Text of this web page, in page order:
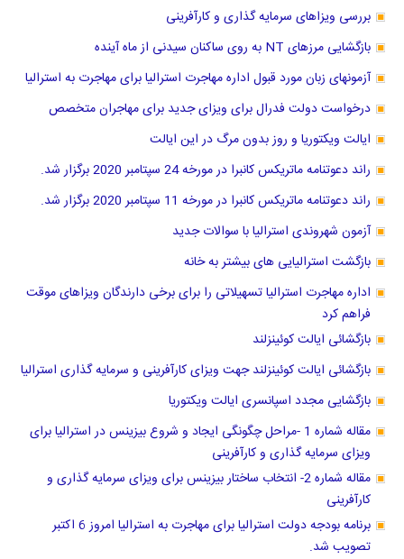
بررسی ویزاهای سرمایه گذاری و کارآفرینی
بازگشایی مرزهای NT به روی ساکنان سیدنی از ماه آینده
آزمونهای زبان مورد قبول اداره مهاجرت استرالیا برای مهاجرت به استرالیا
درخواست دولت فدرال برای ویزای جدید برای مهاجران متخصص
ایالت ویکتوریا و روز بدون مرگ در این ایالت
راند دعوتنامه ماتریکس کانبرا در مورخه 24 سپتامبر 2020 برگزار شد.
راند دعوتنامه ماتریکس کانبرا در مورخه 11 سپتامبر 2020 برگزار شد.
آزمون شهروندی استرالیا با سوالات جدید
بازگشت استرالیایی های بیشتر به خانه
اداره مهاجرت استرالیا تسهیلاتی را برای برخی دارندگان ویزاهای موقت
فراهم کرد
بازگشائی ایالت کوئینزلند
بازگشائی ایالت کوئینزلند جهت ویزای کارآفرینی و سرمایه گذاری استرالیا
بازگشایی مجدد اسپانسری ایالت ویکتوریا
مقاله شماره 1 -مراحل چگونگی ایجاد و شروع بیزینس در استرالیا برای
ویزای سرمایه گذاری و کارآفرینی
مقاله شماره 2- انتخاب ساختار بیزینس برای ویزای سرمایه گذاری و
کارآفرینی
برنامه بودجه دولت استرالیا برای مهاجرت به استرالیا امروز 6 اکتبر
تصویب شد.